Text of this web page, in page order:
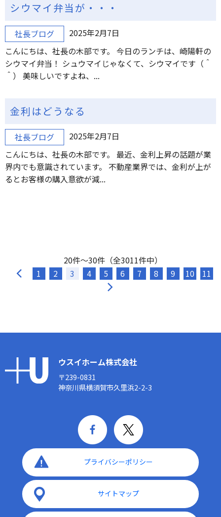
シウマイ弁当が・・・
社長ブログ
2025年2月7日
こんにちは、社長の木部です。 今日のランチは、崎陽軒の
シウマイ弁当！ シュウマイじゃなくて、シウマイです（＾
＾） 美味しいですよね、...
金利はどうなる
社長ブログ
2025年2月7日
こんにちは、社長の木部です。 最近、金利上昇の話題が業
界内でも意識されています。 不動産業界では、金利が上が
るとお客様の購入意欲が減...
20件～30件（全3011件中）
1
2 3 4 5 6 7 8 9 10 11
ウスイホーム株式会社
〒239-0831
神奈川県横須賀市久里浜2-2-3
プライバシーポリシー
サイトマップ